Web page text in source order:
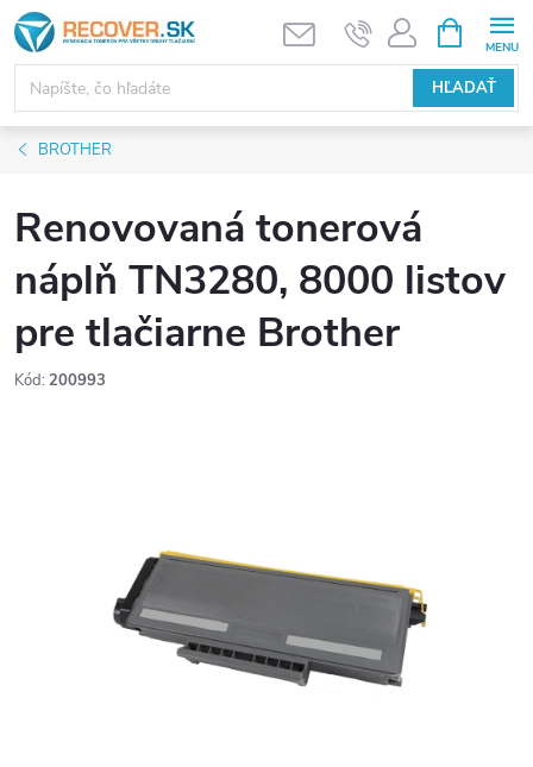
Prejsť
na
obsah
HĽADAŤ
KOŠÍK
BROTHER
Renovovaná tonerová
náplň TN3280, 8000 listov
pre tlačiarne Brother
Kód: 200993